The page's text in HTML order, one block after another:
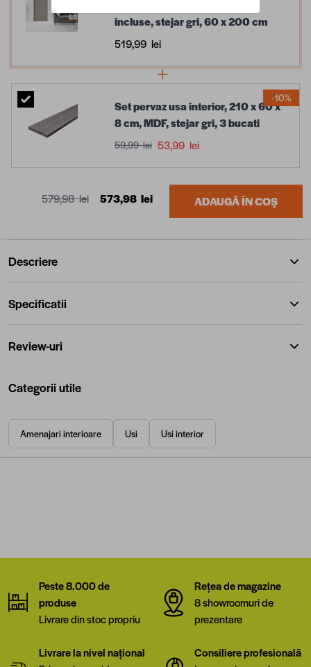
incluse, stejar gri, 60 x 200 cm
519,99 lei
Set pervaz usa interior, 210 x 60 x
8 cm, MDF, stejar gri, 3 bucati
59,99 lei 53,99 lei
-10%
579,98 lei 573,98 lei ADAUGĂ ÎN COȘ
Descriere
Specificatii
Review-uri
Categorii utile
Amenajari interioare Usi Usi interior
Peste 8.000 de
produse
Livrare din stoc propriu
Rețea de magazine
8 showroomuri de
prezentare
Livrare la nivel național
Consiliere profesională